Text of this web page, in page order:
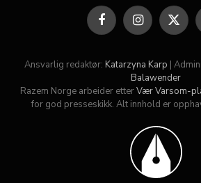
FacebookInstagram
X
Ansvarlig redaktør: Katarzyna Karp |
Balawender
Razem Norge arbeider etterVær Varsom-
for god presseskikk. Alt innhold er